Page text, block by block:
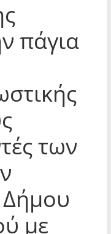
πάγια
των
με